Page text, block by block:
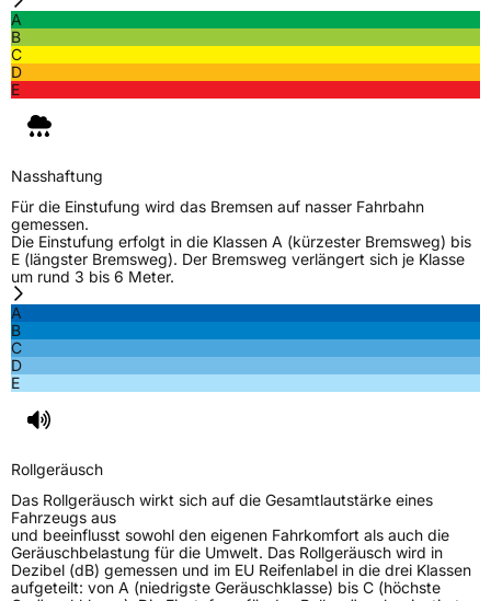
A
B
C
D
E
Nasshaftung
Für die Einstufung wird das Bremsen auf nasser Fahrbahn
gemessen.
Die Einstufung erfolgt in die Klassen A (kürzester Bremsweg) bis
E (längster Bremsweg). Der Bremsweg verlängert sich je Klasse
um rund 3 bis 6 Meter.
A
B
C
D
E
Rollgeräusch
Das Rollgeräusch wirkt sich auf die Gesamtlautstärke eines
Fahrzeugs aus
und beeinflusst sowohl den eigenen Fahrkomfort als auch die
Geräuschbelastung für die Umwelt. Das Rollgeräusch wird in
Dezibel (dB) gemessen und im EU Reifenlabel in die drei Klassen
aufgeteilt: von A (niedrigste Geräuschklasse) bis C (höchste